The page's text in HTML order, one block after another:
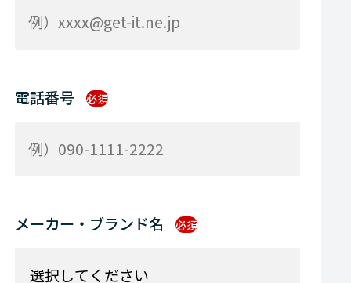
電話番号 必須
メーカー・ブランド名 必須